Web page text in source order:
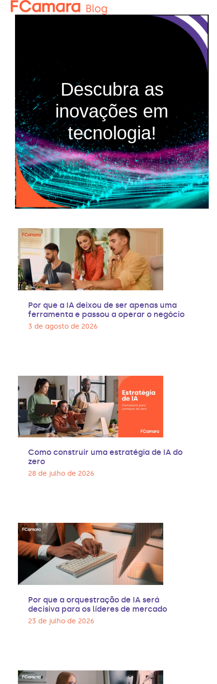
SkipOpen
Close
Descubra as
inovações em
tecnologia!
Por que a IA deixou de ser apenas uma
ferramenta e passou a operar o negócio
3 de agosto de 2026
Como construir uma estratégia de IA do
zero
28 de julho de 2026
Por que a orquestração de IA será
decisiva para os líderes de mercado
23 de julho de 2026